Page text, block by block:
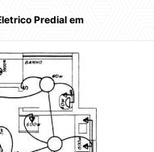
Predial em